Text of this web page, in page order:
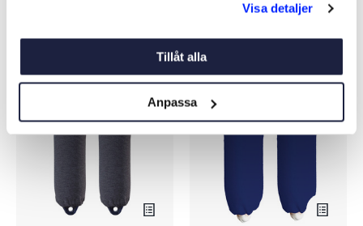
Visa detaljer
Tillåt alla
Anpassa
Liknande produkter